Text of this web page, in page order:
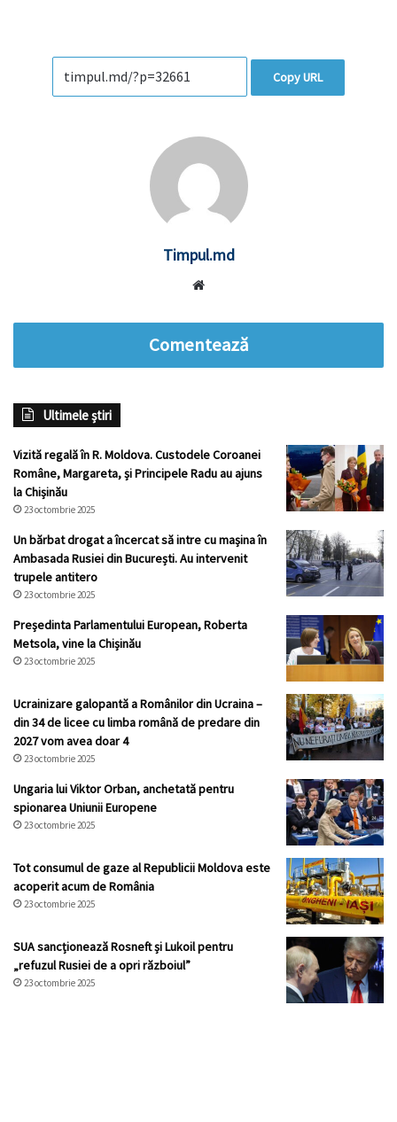
Copy URL
Timpul.md
Comentează
Ultimele știri
Vizită regală în R. Moldova. Custodele Coroanei
Române, Margareta, și Principele Radu au ajuns
la Chișinău
23 octombrie 2025
Un bărbat drogat a încercat să intre cu mașina în
Ambasada Rusiei din București. Au intervenit
trupele antitero
23 octombrie 2025
Președinta Parlamentului European, Roberta
Metsola, vine la Chișinău
23 octombrie 2025
Ucrainizare galopantă a Românilor din Ucraina –
din 34 de licee cu limba română de predare din
2027 vom avea doar 4
23 octombrie 2025
Ungaria lui Viktor Orban, anchetată pentru
spionarea Uniunii Europene
23 octombrie 2025
Tot consumul de gaze al Republicii Moldova este
acoperit acum de România
23 octombrie 2025
SUA sancționează Rosneft și Lukoil pentru
„refuzul Rusiei de a opri războiul”
23 octombrie 2025